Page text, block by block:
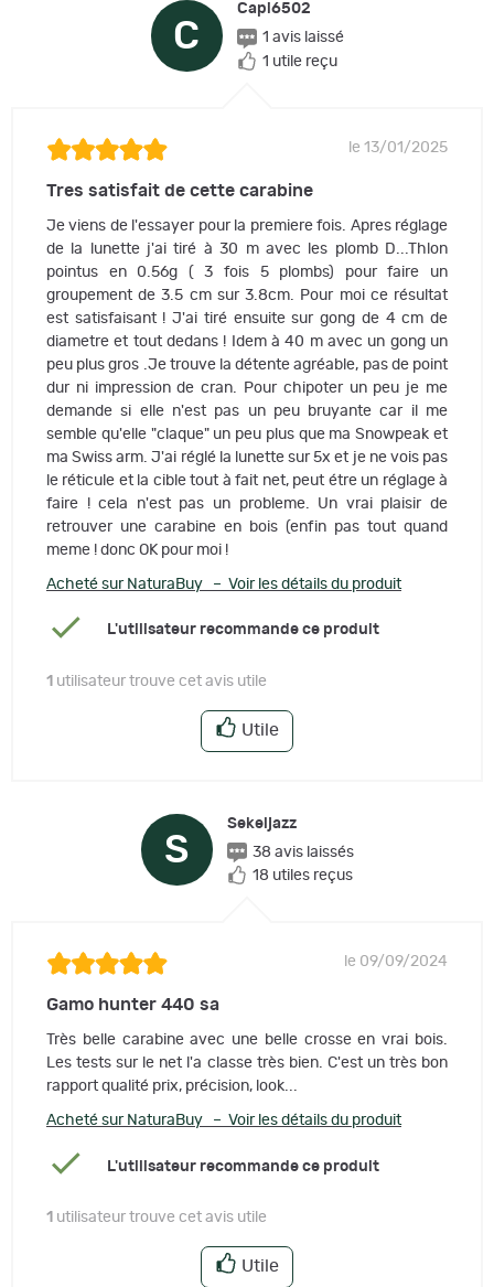
C
Capi6502
1 avis laissé
1 utile reçu
le 13/01/2025
Tres satisfait de cette carabine
Je viens de l'essayer pour la premiere fois. Apres réglage
de la lunette j'ai tiré à 30 m avec les plomb D...Thlon
pointus en 0.56g ( 3 fois 5 plombs) pour faire un
groupement de 3.5 cm sur 3.8cm. Pour moi ce résultat
est satisfaisant ! J'ai tiré ensuite sur gong de 4 cm de
diametre et tout dedans ! Idem à 40 m avec un gong un
peu plus gros .Je trouve la détente agréable, pas de point
dur ni impression de cran. Pour chipoter un peu je me
demande si elle n'est pas un peu bruyante car il me
semble qu'elle "claque" un peu plus que ma Snowpeak et
ma Swiss arm. J'ai réglé la lunette sur 5x et je ne vois pas
le réticule et la cible tout à fait net, peut étre un réglage à
faire ! cela n'est pas un probleme. Un vrai plaisir de
retrouver une carabine en bois (enfin pas tout quand
meme ! donc OK pour moi !
Acheté sur NaturaBuy – Voir les détails du produit
L'utilisateur recommande ce produit
1 utilisateur trouve cet avis utile
Utile
S
Sekeljazz
38 avis laissés
18 utiles reçus
le 09/09/2024
Gamo hunter 440 sa
Très belle carabine avec une belle crosse en vrai bois.
Les tests sur le net l'a classe très bien. C'est un très bon
rapport qualité prix, précision, look...
Acheté sur NaturaBuy – Voir les détails du produit
L'utilisateur recommande ce produit
1 utilisateur trouve cet avis utile
Utile